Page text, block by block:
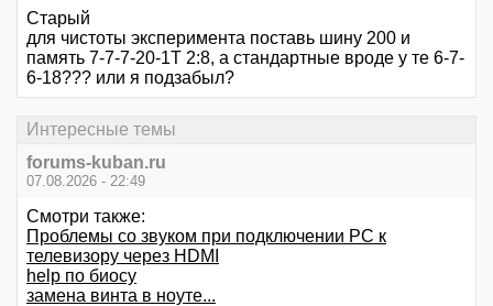
Старый
для чистоты эксперимента поставь шину 200 и
память 7-7-7-20-1Т 2:8, а стандартные вроде у те 6-7-
6-18??? или я подзабыл?
Интересные темы
forums-kuban.ru
07.08.2026 - 22:49
Смотри также:
Проблемы со звуком при подключении PC к
телевизору через HDMI
help по биосу
замена винта в ноуте...